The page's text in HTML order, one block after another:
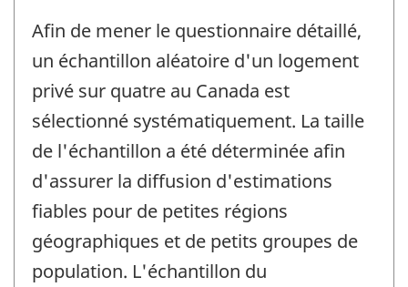
Afin de mener le questionnaire détaillé,
un échantillon aléatoire d'un logement
privé sur quatre au Canada est
sélectionné systématiquement. La taille
de l'échantillon a été déterminée afin
d'assurer la diffusion d'estimations
fiables pour de petites régions
géographiques et de petits groupes de
population. L'échantillon du